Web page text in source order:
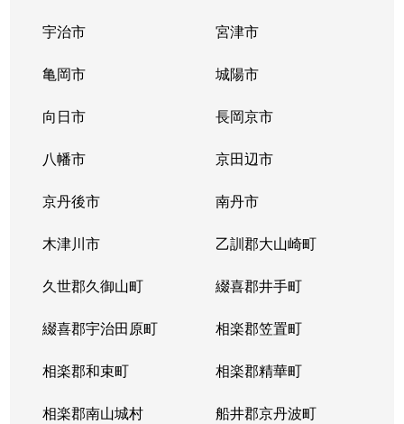
宇治市 宮津市
亀岡市 城陽市
向日市 長岡京市
八幡市 京田辺市
京丹後市 南丹市
木津川市 乙訓郡大山崎町
久世郡久御山町 綴喜郡井手町
綴喜郡宇治田原町 相楽郡笠置町
相楽郡和束町 相楽郡精華町
相楽郡南山城村 船井郡京丹波町